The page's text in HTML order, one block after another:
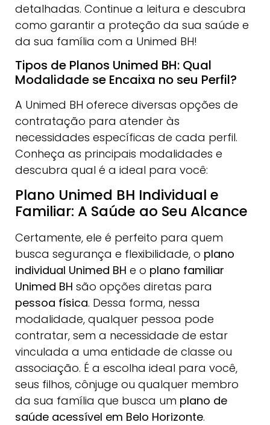
detalhadas. Continue a leitura e descubra
como garantir a proteção da sua saúde e
da sua família com a Unimed BH!
Tipos de Planos Unimed BH: Qual
Modalidade se Encaixa no seu Perfil?
A Unimed BH oferece diversas opções de
contratação para atender às
necessidades específicas de cada perfil.
Conheça as principais modalidades e
descubra qual é a ideal para você:
Plano Unimed BH Individual e
Familiar: A Saúde ao Seu Alcance
Certamente, ele é perfeito para quem
busca segurança e flexibilidade, o plano
individual Unimed BH e o plano familiar
Unimed BH são opções diretas para
pessoa física. Dessa forma, nessa
modalidade, qualquer pessoa pode
contratar, sem a necessidade de estar
vinculada a uma entidade de classe ou
associação. É a escolha ideal para você,
seus filhos, cônjuge ou qualquer membro
da sua família que busca um plano de
saúde acessível em Belo Horizonte.